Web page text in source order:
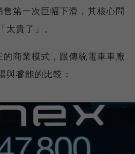
第一次巨幅下滑，其核心問
貴了」。
商業模式，跟傳統電車車廠
與睿能的比較：